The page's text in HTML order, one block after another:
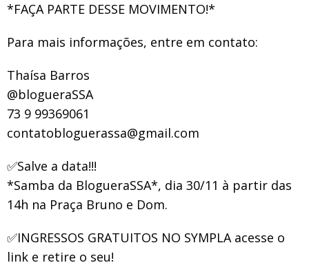
*FAÇA PARTE DESSE MOVIMENTO!*
Para mais informações, entre em contato:
Thaísa Barros
@blogueraSSA
73 9 99369061
contatobloguerassa@gmail.com
✅Salve a data!!!
*Samba da BlogueraSSA*, dia 30/11 à partir das
14h na Praça Bruno e Dom.
✅INGRESSOS GRATUITOS NO SYMPLA acesse o
link e retire o seu!